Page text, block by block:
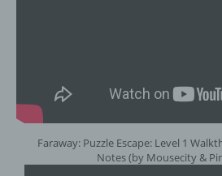
Faraway: Puzzle Escape: Level 1
Notes (by Mousecity &